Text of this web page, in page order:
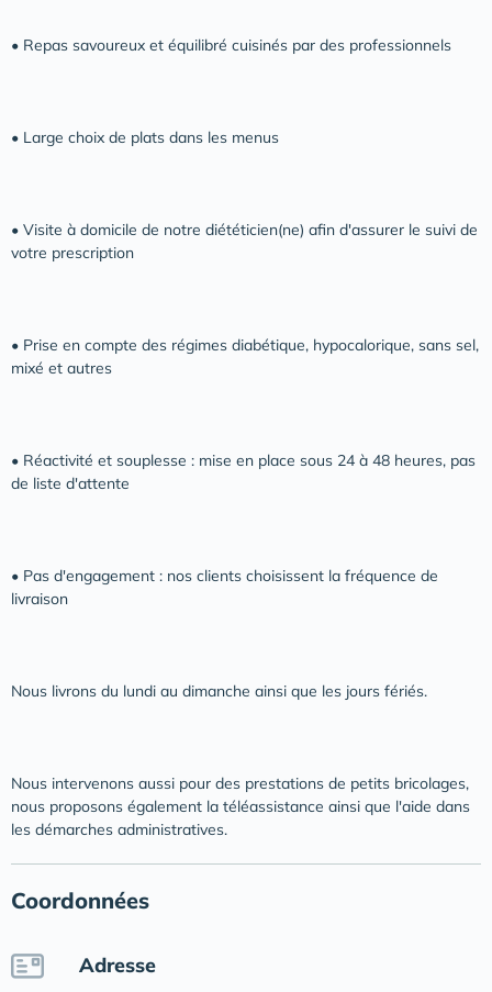
• Repas savoureux et équilibré cuisinés par des professionnels
• Large choix de plats dans les menus
• Visite à domicile de notre diététicien(ne) afin d'assurer le suivi de
votre prescription
• Prise en compte des régimes diabétique, hypocalorique, sans sel,
mixé et autres
• Réactivité et souplesse : mise en place sous 24 à 48 heures, pas
de liste d'attente
• Pas d'engagement : nos clients choisissent la fréquence de
livraison
Nous livrons du lundi au dimanche ainsi que les jours fériés.
Nous intervenons aussi pour des prestations de petits bricolages,
nous proposons également la téléassistance ainsi que l'aide dans
les démarches administratives.
Coordonnées
Adresse